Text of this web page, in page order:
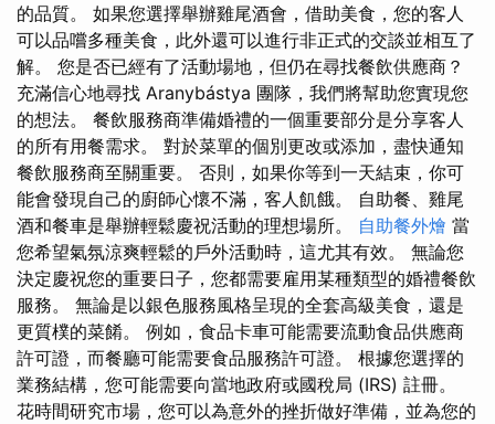
的品質。 如果您選擇舉辦雞尾酒會，借助美食，您的客人
可以品嚐多種美食，此外還可以進行非正式的交談並相互了
解。 您是否已經有了活動場地，但仍在尋找餐飲供應商？
充滿信心地尋找 Aranybástya 團隊，我們將幫助您實現您
的想法。 餐飲服務商準備婚禮的一個重要部分是分享客人
的所有用餐需求。 對於菜單的個別更改或添加，盡快通知
餐飲服務商至關重要。 否則，如果你等到一天結束，你可
能會發現自己的廚師心懷不滿，客人飢餓。 自助餐、雞尾
酒和餐車是舉辦輕鬆慶祝活動的理想場所。 自助餐外燴 當
您希望氣氛涼爽輕鬆的戶外活動時，這尤其有效。 無論您
決定慶祝您的重要日子，您都需要雇用某種類型的婚禮餐飲
服務。 無論是以銀色服務風格呈現的全套高級美食，還是
更質樸的菜餚。 例如，食品卡車可能需要流動食品供應商
許可證，而餐廳可能需要食品服務許可證。 根據您選擇的
業務結構，您可能需要向當地政府或國稅局 (IRS) 註冊。
花時間研究市場，您可以為意外的挫折做好準備，並為您的